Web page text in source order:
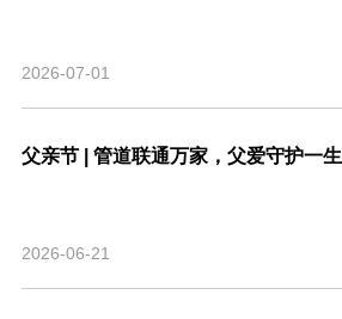
2026-07-01
父亲节 | 管道联通万家，父爱守护一生
2026-06-21